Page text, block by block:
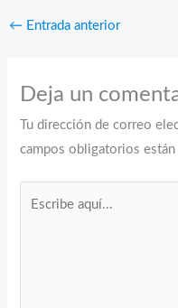
← Entrada anterior
Deja un
Tu dirección de correo
campos obligatorios están